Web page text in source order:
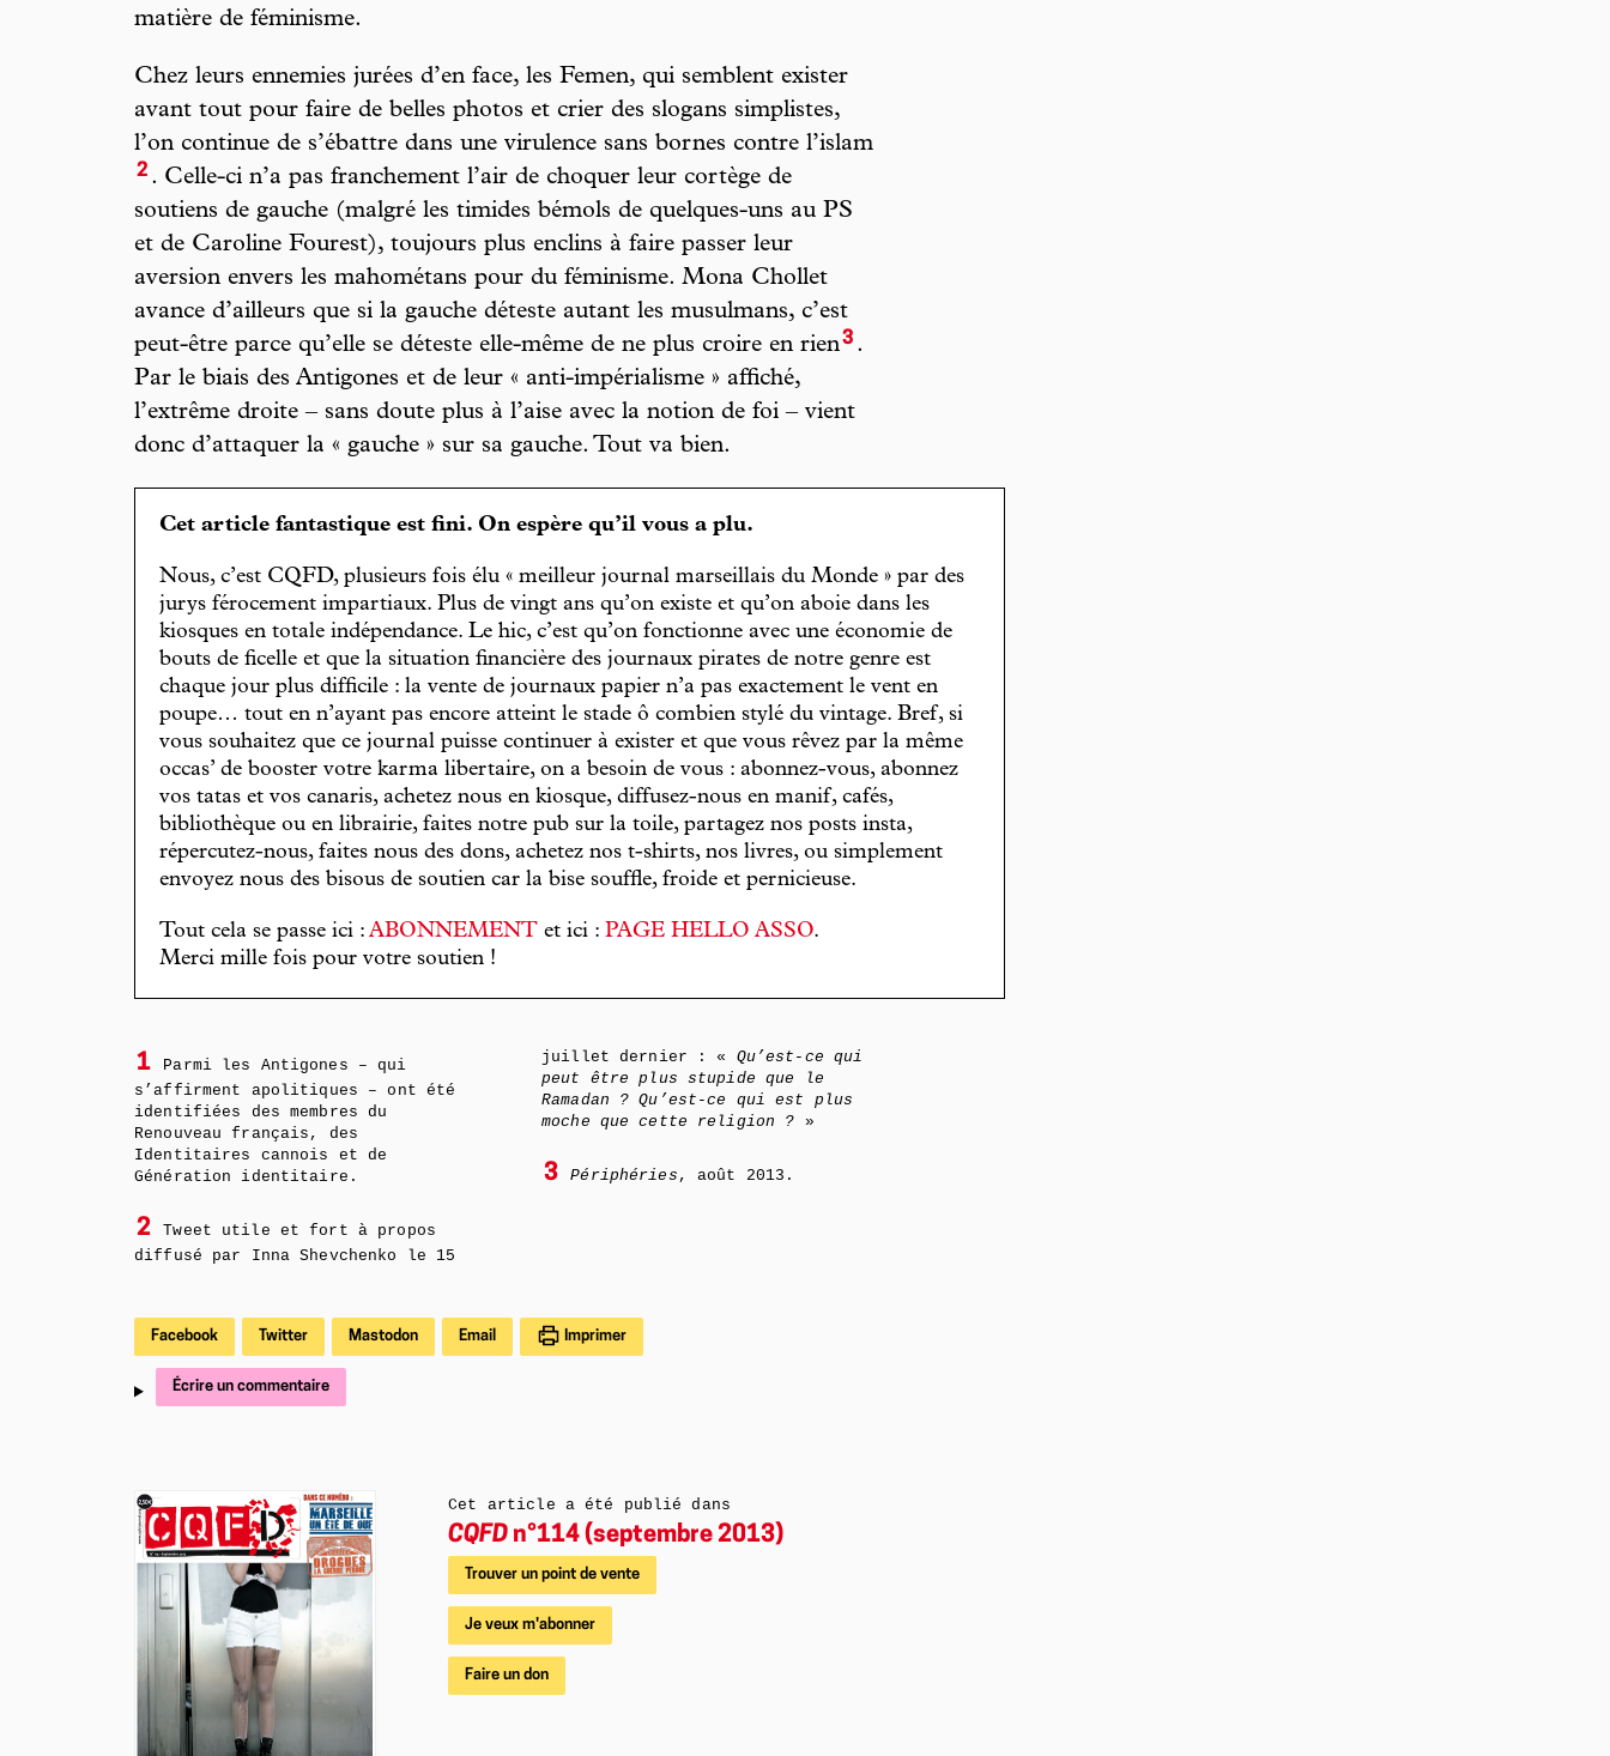
matière de féminisme.
Chez leurs ennemies jurées d’en face, les Femen, qui semblent exister
avant tout pour faire de belles photos et crier des slogans simplistes,
l’on continue de s’ébattre dans une virulence sans bornes contre l’islam
2 . Celle-ci n’a pas franchement l’air de choquer leur cortège de
soutiens de gauche (malgré les timides bémols de quelques-uns au PS
et de Caroline Fourest), toujours plus enclins à faire passer leur
aversion envers les mahométans pour du féminisme. Mona Chollet
avance d’ailleurs que si la gauche déteste autant les musulmans, c’est
peut-être parce qu’elle se déteste elle-même de ne plus croire en rien3 .
Par le biais des Antigones et de leur « anti-impérialisme » affiché,
l’extrême droite – sans doute plus à l’aise avec la notion de foi – vient
donc d’attaquer la « gauche » sur sa gauche. Tout va bien.
Cet article fantastique est fini. On espère qu’il vous a plu.
Nous, c’est CQFD, plusieurs fois élu « meilleur journal marseillais du Monde » par des
jurys férocement impartiaux. Plus de vingt ans qu’on existe et qu’on aboie dans les
kiosques en totale indépendance. Le hic, c’est qu’on fonctionne avec une économie de
bouts de ficelle et que la situation financière des journaux pirates de notre genre est
chaque jour plus difficile : la vente de journaux papier n’a pas exactement le vent en
poupe… tout en n’ayant pas encore atteint le stade ô combien stylé du vintage. Bref, si
vous souhaitez que ce journal puisse continuer à exister et que vous rêvez par la même
occas’ de booster votre karma libertaire, on a besoin de vous : abonnez-vous, abonnez
vos tatas et vos canaris, achetez nous en kiosque, diffusez-nous en manif, cafés,
bibliothèque ou en librairie, faites notre pub sur la toile, partagez nos posts insta,
répercutez-nous, faites nous des dons, achetez nos t-shirts, nos livres, ou simplement
envoyez nous des bisous de soutien car la bise souffle, froide et pernicieuse.
Tout cela se passe ici : ABONNEMENT et ici : PAGE HELLO ASSO.
Merci mille fois pour votre soutien !
1
Parmi les Antigones – qui
s’affirment apolitiques – ont été
identifiées des membres du
Renouveau français, des
Identitaires cannois et de
Génération identitaire.
2
Tweet utile et fort à propos
diffusé par Inna Shevchenko le 15
juillet dernier : « Qu’est-ce qui
peut être plus stupide que le
Ramadan ? Qu’est-ce qui est plus
moche que cette religion ? »
3 Périphéries , août 2013.
Facebook Twitter Mastodon Email Imprimer
Écrire un commentaire
Cet article a été publié dans
CQFD n°114 (septembre 2013)
Trouver un point de vente
Je veux m'abonner
Faire un don